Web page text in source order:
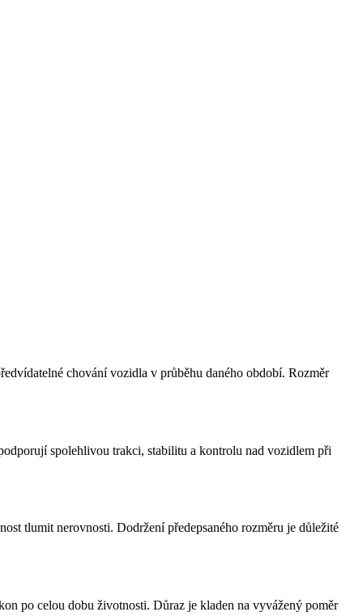
chování vozidla v průběhu daného období. Rozměr
spolehlivou trakci, stabilitu a kontrolu nad vozidlem při
tlumit nerovnosti. Dodržení předepsaného rozměru je důležité
po celou dobu životnosti. Důraz je kladen na vyvážený poměr